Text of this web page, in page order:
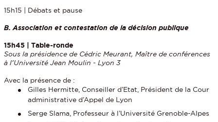
15h15 | Débats et pause
B. Association et contestation de la décision publique
15h45 | Table-ronde
Sous la présidence de Cédric Meurant, Maître de conférences
à l’Université Jean Moulin - Lyon 3
Avec la présence de :
Gilles Hermitte, Conseiller d’Etat, Président de la Cour
administrative d’Appel de Lyon
Serge Slama, Professeur à l’Université Grenoble-Alpes